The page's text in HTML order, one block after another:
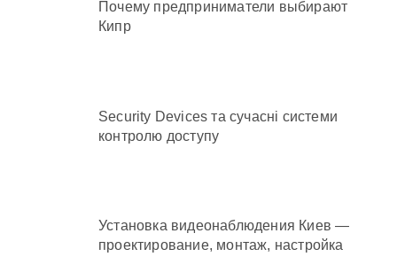
Почему предприниматели выбирают
Кипр
Security Devices та сучасні системи
контролю доступу
Установка видеонаблюдения Киев —
проектирование, монтаж, настройка